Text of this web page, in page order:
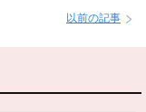
以前の記事